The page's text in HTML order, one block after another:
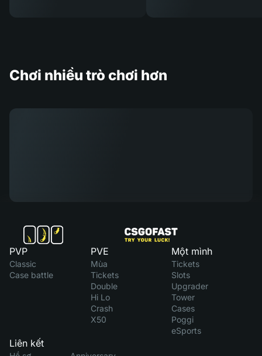
Chơi nhiều trò chơi hơn
PVP
Classic
Case battle
PVE
Mùa
Tickets
Double
Hi Lo
Crash
X50
Một mình
Tickets
Slots
Upgrader
Tower
Cases
Poggi
eSports
Liên kết